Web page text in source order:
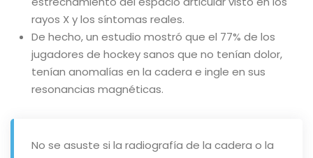
rayos X y los síntomas reales.
De hecho, un estudio mostró que el 77% de los
jugadores de hockey sanos que no tenían dolor,
tenían anomalías en la cadera e ingle en sus
resonancias magnéticas.
No se asuste si la radiografía de la cadera o la